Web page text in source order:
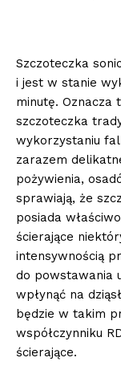
Szczoteczka
i jest w stanie
minutę. Oznacza
szczoteczka
wykorzystaniu
zarazem
pożywienia,
sprawiają, że
posiada
ścierające
intensywnością
do powstawania
wpłynąć na
będzie w takim
współczynniku
ścierające.